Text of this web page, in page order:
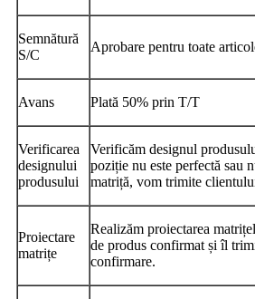
Semnătură
S/C
Aprobare pentru toate
Avans Plată 50% prin T/T
Verificarea
designului
produsului
Verificăm designul
poziție nu este perfectă sau
matriță, vom trimite
Proiectare
matrițe
Realizăm proiectarea
de produs confirmat și îl
confirmare.